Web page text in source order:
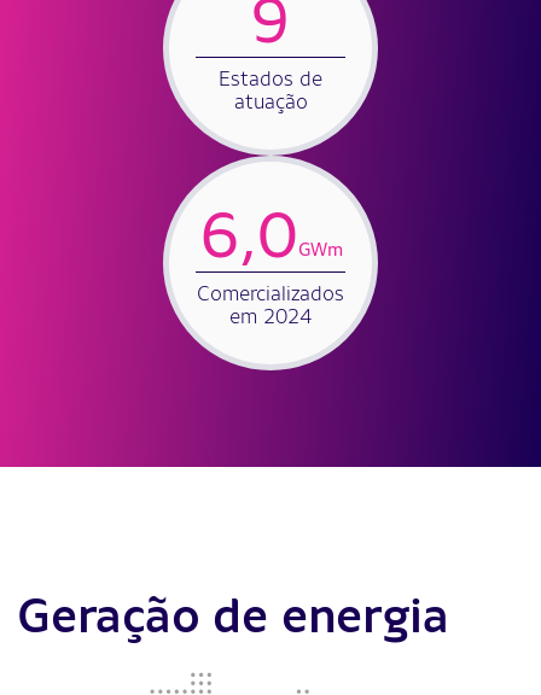
9
Estados de
atuação
6,0GWm
Comercializados
em 2024
Geração de energia